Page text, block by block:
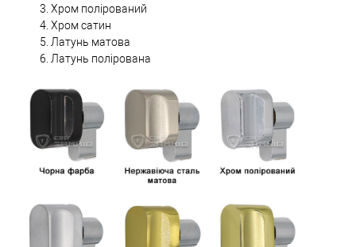
Хром полірований
Хром сатин
Латунь матова
Латунь полірована